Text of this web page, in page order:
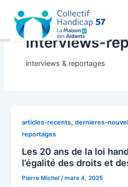
contenu
interviews-
interviews & reportages
articles-recents,dernieres-
reportages
Les 20 ans de la loi
l’égalité des droits et
Pierre Michel/mars 4, 2025